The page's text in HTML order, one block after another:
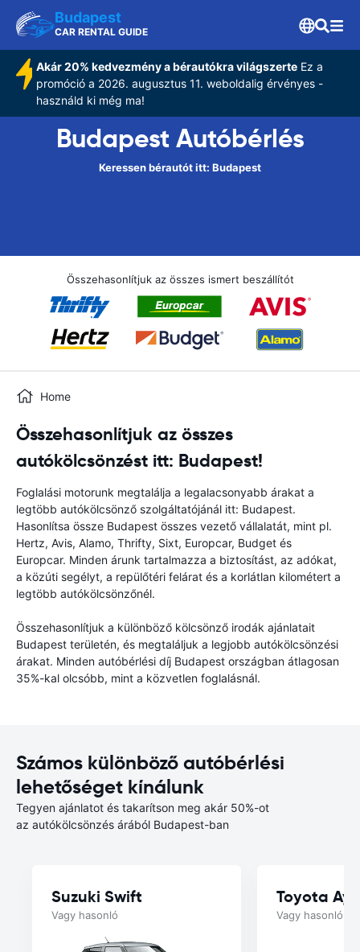
Budapest
CAR RENTAL GUIDE
Akár 20% kedvezmény a bérautókra világszerteEz a
promóció a 2026. augusztus 11. weboldalig érvényes -
használd ki még ma!
Budapest Autóbérlés
Keressen bérautót itt: Budapest
Összehasonlítjuk az összes ismert beszállítót
Home
Összehasonlítjuk az összes
autókölcsönzést itt: Budapest!
Foglalási motorunk megtalálja a legalacsonyabb árakat a
legtöbb autókölcsönző szolgáltatójánál itt: Budapest.
Hasonlítsa össze Budapest összes vezető vállalatát, mint pl.
Hertz, Avis, Alamo, Thrifty, Sixt, Europcar, Budget és
Europcar. Minden árunk tartalmazza a biztosítást, az adókat,
a közúti segélyt, a repülőtéri felárat és a korlátlan kilométert a
legtöbb autókölcsönzőnél.
Összehasonlítjuk a különböző kölcsönző irodák ajánlatait
Budapest területén, és megtaláljuk a legjobb autókölcsönzési
árakat. Minden autóbérlési díj Budapest országban átlagosan
35%-kal olcsóbb, mint a közvetlen foglalásnál.
Számos különböző autóbérlési
lehetőséget kínálunk
Tegyen ajánlatot és takarítson meg akár 50%-ot
az autókölcsönzés árából Budapest-ban
Suzuki Swift
Vagy hasonló
Toyota
Vagy hasonló